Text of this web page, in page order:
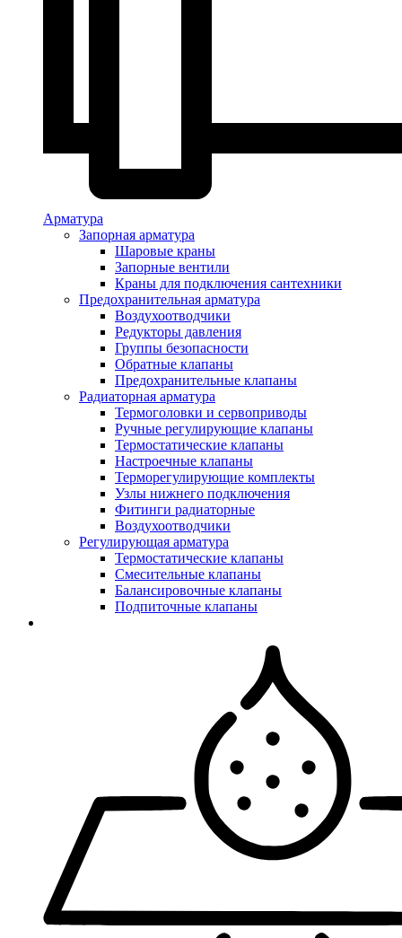
Арматура
Запорная арматура
Шаровые краны
Запорные вентили
Краны для подключения сантехники
Предохранительная арматура
Воздухоотводчики
Редукторы давления
Группы безопасности
Обратные клапаны
Предохранительные клапаны
Радиаторная арматура
Термоголовки и сервоприводы
Ручные регулирующие клапаны
Термостатические клапаны
Настроечные клапаны
Терморегулирующие комплекты
Узлы нижнего подключения
Фитинги радиаторные
Воздухоотводчики
Регулирующая арматура
Термостатические клапаны
Смесительные клапаны
Балансировочные клапаны
Подпиточные клапаны